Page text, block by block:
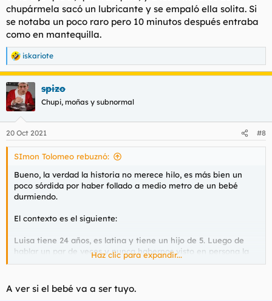
chupármela sacó un lubricante y se empaló ella solita. Si
se notaba un poco raro pero 10 minutos después entraba
como en mantequilla.
R
e
a
c
c
i
e
s
iskariote
spizo
Chupi, moñas y subnormal
20 Oct 2021 #8
SImon Tolomeo rebuznó:
Bueno, la verdad la historia no merece hilo, es más bien un
poco sórdida por haber follado a medio metro de un bebé
durmiendo.
El contexto es el siguiente:
Luisa tiene 24 años, es latina y tiene un hijo de 5. Luego de
hablar un par de veces y nunca habernos visto en persona la
invité a tomar chocolate para el frio hace ya casi un año. Ese
destapamos una botella y antes de la segunda copa ya nos
estábamos besando. No soy un perdonavirgos pero como
Haz clic para expandir...
A ver si el bebé va a ser tuyo.